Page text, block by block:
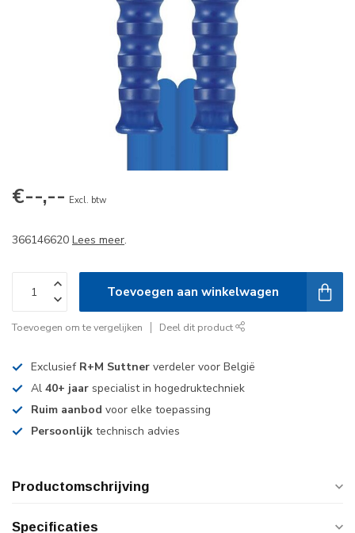
€--,-- Excl. btw
366146620 Lees meer.
Toevoegen aan winkelwagen
Toevoegen om te vergelijken Deel dit product
Exclusief R+M Suttner verdeler voor België
Al 40+ jaar specialist in hogedruktechniek
Ruim aanbod voor elke toepassing
Persoonlijk technisch advies
Productomschrijving
Specificaties